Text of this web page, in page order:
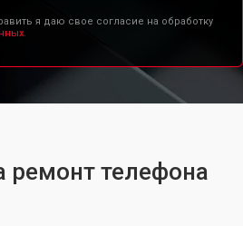
я даю свое согласие на обработку
ремонт телефона